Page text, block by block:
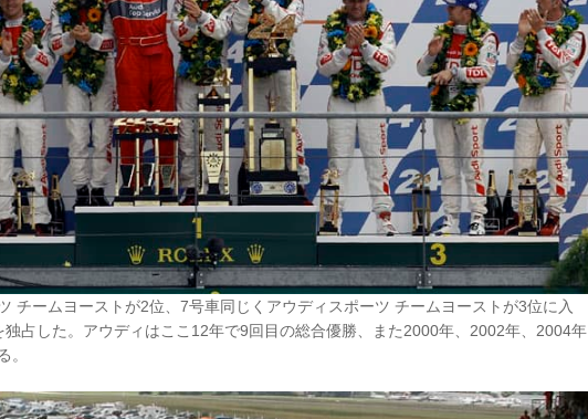
チームヨーストが2位、7号車同じくアウディスポーツ チームヨーストが3位に入
独占した。アウディはここ12年で9回目の総合優勝、また2000年、2002年、2004年
。